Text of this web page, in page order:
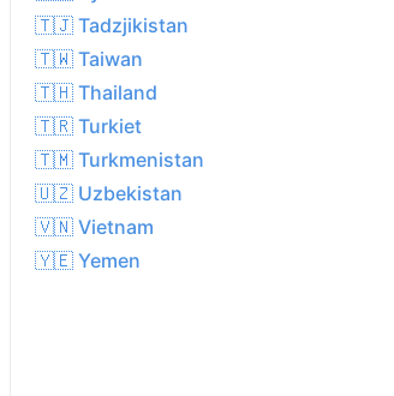
06:22 PM
New Moon
🇹🇯 Tadzjikistan
🇹🇼 Taiwan
🇹🇭 Thailand
🇹🇷 Turkiet
🇹🇲 Turkmenistan
🇺🇿 Uzbekistan
🇻🇳 Vietnam
🇾🇪 Yemen